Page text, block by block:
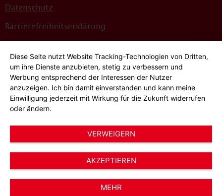
Datenschutz
Barrierefreiheitserklärung
Bildnachweise
Hinweisgeber*innensystem
Cookie-Einstellungen
© 2026 AWO Düsseldorf – Arbeiterwohlfahrt e.V.
Diese Seite nutzt Website Tracking-Technologien von Dritten,
um ihre Dienste anzubieten, stetig zu verbessern und
Werbung entsprechend der Interessen der Nutzer
anzuzeigen. Ich bin damit einverstanden und kann meine
Einwilligung jederzeit mit Wirkung für die Zukunft widerrufen
oder ändern.
VERWEIGERN
AKZEPTIEREN
MEHR